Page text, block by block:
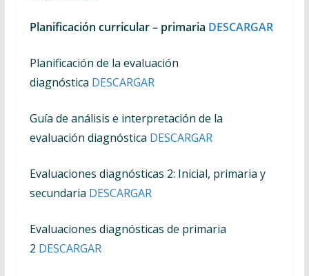
Planificación curricular – primaria DESCARGAR
Planificación de la evaluación
diagnóstica DESCARGAR
Guía de análisis e interpretación de la
evaluación diagnóstica DESCARGAR
Evaluaciones diagnósticas 2: Inicial, primaria y
secundaria DESCARGAR
Evaluaciones diagnósticas de primaria
2 DESCARGAR